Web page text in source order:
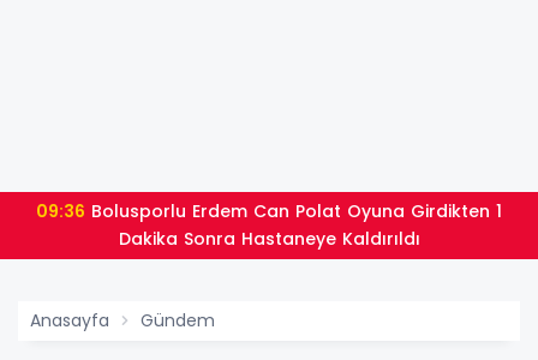
09:36
Dakika Sonra Hastaneye Kaldırıldı
Anasayfa Gündem